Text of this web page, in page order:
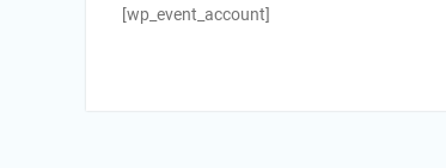
[wp_event_account]